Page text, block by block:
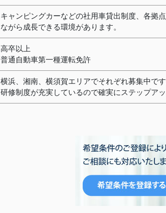
キャンピングカーなどの社用車貸出制度、各拠
ながら成長できる環境があります。
高卒以上
普通自動車第一種運転免許
横浜、湘南、横須賀エリアでそれぞれ募集中で
研修制度が充実しているので確実にステップア